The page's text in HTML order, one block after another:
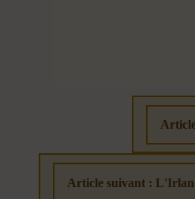
Article suivant :